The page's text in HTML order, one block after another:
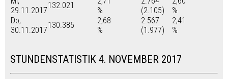
29.11.2017
132.021
%
(2.105)
%
Do,
30.11.2017
130.385
2,68
%
2.567
(1.977)
2,41
%
STUNDENSTATISTIK 4. NOVEMBER 2017